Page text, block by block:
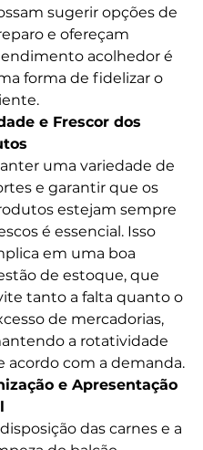
sugerir opções de
e ofereçam
acolhedor é
forma de fidelizar o
e Frescor dos
uma variedade de
e garantir que os
estejam sempre
é essencial. Isso
em uma boa
de estoque, que
tanto a falta quanto o
de mercadorias,
a rotatividade
acordo com a demanda.
e Apresentação
das carnes e a